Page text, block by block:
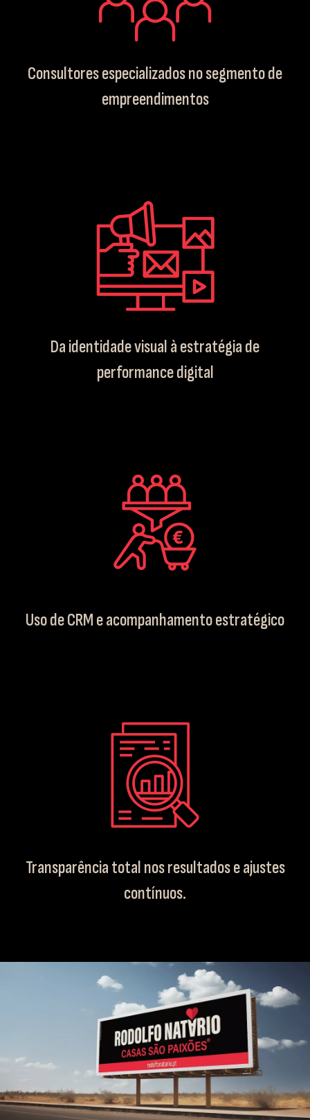
Consultores especializados no segmento de
empreendimentos
Da identidade visual à estratégia de
performance digital
Uso de CRM e acompanhamento estratégico
Transparência total nos resultados e ajustes
contínuos.